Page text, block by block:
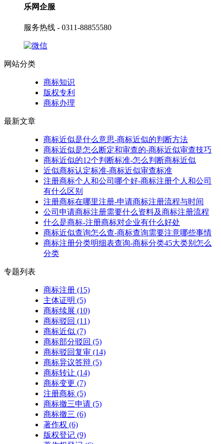
乐网企服
服务热线 - 0311-88855580
网站分类
商标知识
版权专利
商标办理
最新文章
商标近似是什么意思-商标近似的判断方法
商标近似是怎么断定和审查的-商标近似审查技巧
商标近似的12个判断标准-怎么判断商标近似
近似商标认定标准-商标近似审查标准
注册商标个人和公司哪个好-商标注册个人和公司
有什么区别
注册商标在哪里注册-申请商标注册流程与时间
公司申请商标注册需要什么资料及商标注册流程
什么是商标-注册商标对企业有什么好处
商标近似查询怎么查-商标查询需要注意哪些事情
商标注册分类明细表查询-商标分类45大类别怎么
分类
专题列表
商标注册 (15)
主体证明 (5)
商标续展 (10)
商标驳回 (11)
商标近似 (7)
商标部分驳回 (5)
商标驳回复审 (14)
商标异议答辩 (5)
商标转让 (14)
商标变更 (7)
注册商标 (5)
商标撤三申请 (5)
商标撤三 (6)
著作权 (6)
版权登记 (9)